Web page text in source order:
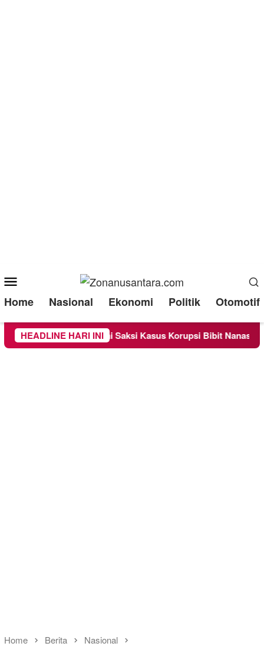
Menu
Home Nasional Ekonomi Politik Otomotif
HEADLINE HARI INI
Sebagai Saksi Kasus Korupsi Bibit Nanas Sulsel Rp
Home Berita Nasional